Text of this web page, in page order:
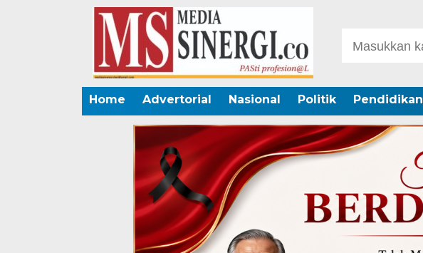
Home Advertorial Nasional Politik Pendidikan